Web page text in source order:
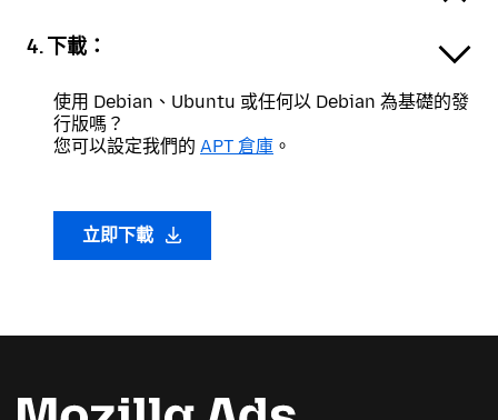
4. 下載：
使用 Debian、Ubuntu 或任何以 Debian 為基礎的發
行版嗎？
您可以設定我們的 APT 倉庫 。
立即下載